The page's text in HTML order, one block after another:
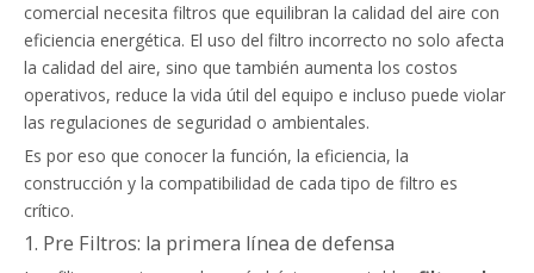
comercial necesita filtros que equilibran la calidad del aire con
eficiencia energética. El uso del filtro incorrecto no solo afecta
la calidad del aire, sino que también aumenta los costos
operativos, reduce la vida útil del equipo e incluso puede violar
las regulaciones de seguridad o ambientales.
Es por eso que conocer la función, la eficiencia, la
construcción y la compatibilidad de cada tipo de filtro es
crítico.
1. Pre Filtros: la primera línea de defensa